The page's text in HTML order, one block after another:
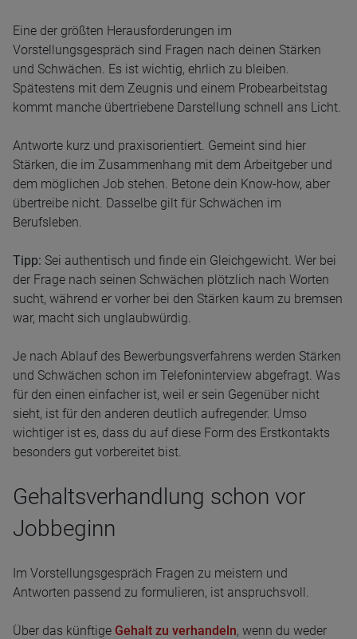
Eine der größten Herausforderungen im
Vorstellungsgespräch sind Fragen nach deinen Stärken
und Schwächen. Es ist wichtig, ehrlich zu bleiben.
Spätestens mit dem Zeugnis und einem Probearbeitstag
kommt manche übertriebene Darstellung schnell ans Licht.
Antworte kurz und praxisorientiert. Gemeint sind hier
Stärken, die im Zusammenhang mit dem Arbeitgeber und
dem möglichen Job stehen. Betone dein Know-how, aber
übertreibe nicht. Dasselbe gilt für Schwächen im
Berufsleben.
Tipp: Sei authentisch und finde ein Gleichgewicht. Wer bei
der Frage nach seinen Schwächen plötzlich nach Worten
sucht, während er vorher bei den Stärken kaum zu bremsen
war, macht sich unglaubwürdig.
Je nach Ablauf des Bewerbungsverfahrens werden Stärken
und Schwächen schon im Telefoninterview abgefragt. Was
für den einen einfacher ist, weil er sein Gegenüber nicht
sieht, ist für den anderen deutlich aufregender. Umso
wichtiger ist es, dass du auf diese Form des Erstkontakts
besonders gut vorbereitet bist.
Gehaltsverhandlung schon vor
Jobbeginn
Im Vorstellungsgespräch Fragen zu meistern und
Antworten passend zu formulieren, ist anspruchsvoll.
Über das künftige Gehalt zu verhandeln, wenn du weder